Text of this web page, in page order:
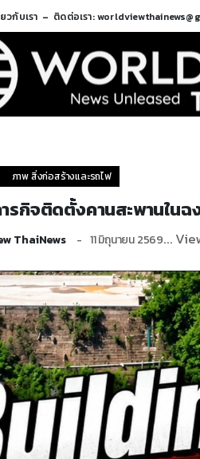
วกับเรา ติดต่อเรา:
ภาพ สิ่งก่อสร้างและรถไฟ
รกิจติดตั้งคานสะพานในฉ
ThaiNews 11 มิถุนายน 2569...